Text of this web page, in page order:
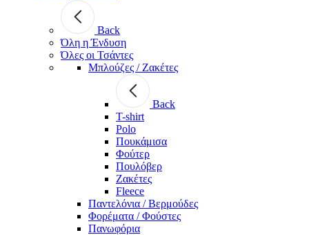
Back
Όλη η Ένδυση
Όλες οι Τσάντες
Μπλούζες / Ζακέτες
Back
T-shirt
Polo
Πουκάμισα
Φούτερ
Πουλόβερ
Ζακέτες
Fleece
Παντελόνια / Βερμούδες
Φορέματα / Φούστες
Πανωφόρια